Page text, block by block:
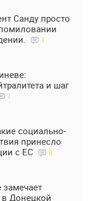
Санду просто
1
и шаг
1
социально-
принесло
с ЕС
0
замечает
в Донецкой